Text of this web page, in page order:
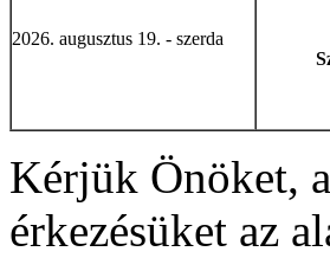
2026. augusztus 19. - szerda
Kérjük Önöket,
érkezésüket az